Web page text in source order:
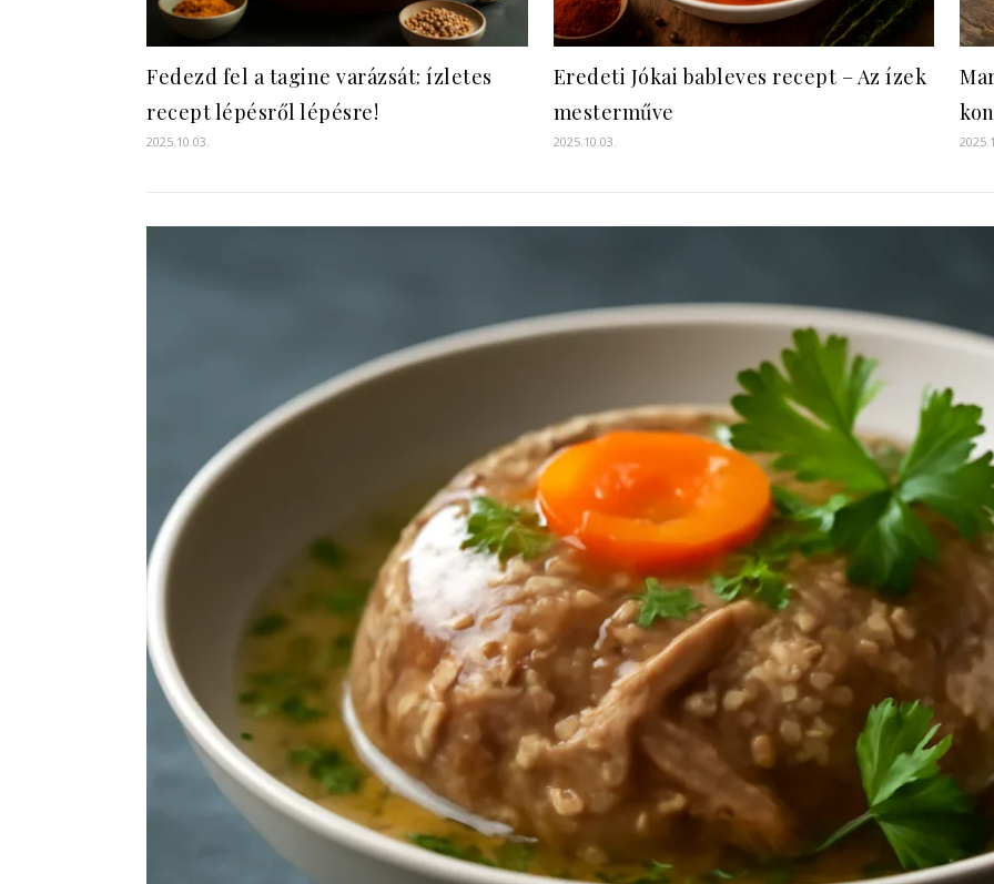
Fedezd fel a tagine varázsát: ízletes
recept lépésről lépésre!
2025.10.03.
Eredeti Jókai bableves recept – Az ízek
mesterműve
2025.10.03.